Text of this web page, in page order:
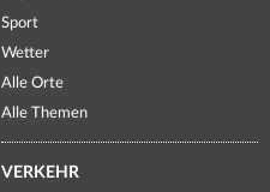
Sport
Wetter
Alle Orte
Alle Themen
VERKEHR